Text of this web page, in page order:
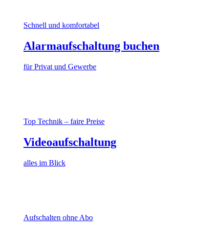
Schnell und komfortabel
Alarmaufschaltung buchen
für Privat und Gewerbe
Top Technik – faire Preise
Videoaufschaltung
alles im Blick
Aufschalten ohne Abo